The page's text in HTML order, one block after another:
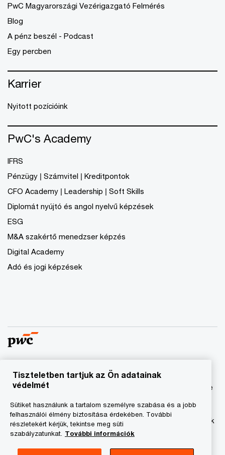
PwC Magyarországi Vezérigazgató Felmérés
Blog
A pénz beszél - Podcast
Egy percben
Karrier
Nyitott pozícióink
PwC's Academy
IFRS
Pénzügy | Számvitel | Kreditpontok
CFO Academy | Leadership | Soft Skills
Diplomát nyújtó és angol nyelvű képzések
ESG
M&A szakértő menedzser képzés
Digital Academy
Adó és jogi képzések
© 2023 - 2026 PwC. Minden jog fenntartva. A „PwC”
kifejezés a PricewaterhouseCoopers Könyvvizsgáló Kft.-re
amelyek az önálló és független jogi személyekből álló
PricewaterhouseCoopers International Limited hálózatának
tagja.
Tiszteletben tartjuk az Ön adatainak
védelmét
Sütiket használunk a tartalom személyre szabása és a jobb
felhasználói élmény biztosítása érdekében. További
részletekért kérjük, tekintse meg süti
szabályzatunkat. További információk